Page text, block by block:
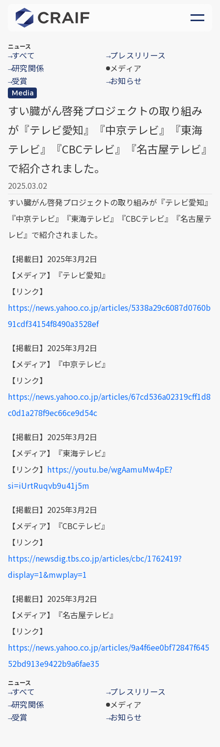
ニュース
→すべて →プレスリリース
→研究関係 メディア
→受賞 →お知らせ
Media
すい臓がん啓発プロジェクトの取り組み
が『テレビ愛知』『中京テレビ』『東海
テレビ』『CBCテレビ』『名古屋テレビ』
で紹介されました。
2025.03.02
すい臓がん啓発プロジェクトの取り組みが『テレビ愛知』
『中京テレビ』『東海テレビ』『CBCテレビ』『名古屋テ
レビ』で紹介されました。
【掲載日】2025年3月2日
【メディア】『テレビ愛知』
【リンク】
https://news.yahoo.co.jp/articles/5338a29c6087d0760b
91cdf34154f8490a3528ef
【掲載日】2025年3月2日
【メディア】『中京テレビ』
【リンク】
https://news.yahoo.co.jp/articles/67cd536a02319cff1d8
c0d1a278f9ec66ce9d54c
【掲載日】2025年3月2日
【メディア】『東海テレビ』
【リンク】 https://youtu.be/wgAamuMw4pE?
si=iUrtRuqvb9u41j5m
【掲載日】2025年3月2日
【メディア】『CBCテレビ』
【リンク】
https://newsdig.tbs.co.jp/articles/cbc/1762419?
display=1&mwplay=1
【掲載日】2025年3月2日
【メディア】『名古屋テレビ』
【リンク】
https://news.yahoo.co.jp/articles/9a4f6ee0bf72847f645
52bd913e9422b9a6fae35
ニュース
→すべて →プレスリリース
→研究関係 メディア
→受賞 →お知らせ